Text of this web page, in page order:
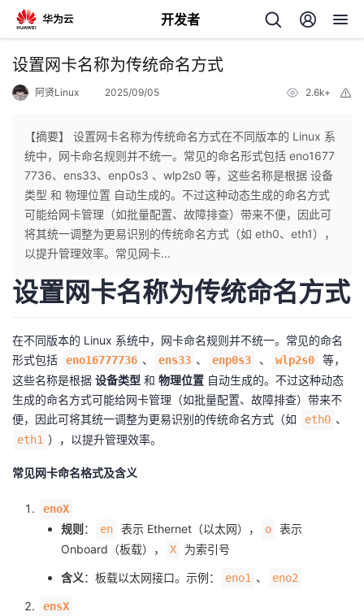
开发者
返
个
人
我
发
者
的
博
我
的
我
设置网卡名称为传统命名方式
阿贤Linux 2025/09/05 2.6k+
【摘要】 设置网卡名称为传统命名方式在不同版本的 Linux 系
统中，网卡命名规则并不统一。常见的命名形式包括 eno1677
7736、ens33、enp0s3 、wlp2s0 等，这些名称是根据 设备
类型 和 物理位置 自动生成的。不过这种动态生成的命名方式
可能给网卡管理（如批量配置、故障排查）带来不便，因此可
将其统一调整为更易识别的传统命名方式（如 eth0、eth1），
以提升管理效率。常见网卡...
设置网卡名称为传统命名方式
在不同版本的 Linux 系统中，网卡命名规则并不统一。常见的命名
形式包括
eno16777736 、 ens33 、 enp0s3 、 wlp2s0
等，
这些名称是根据 设备类型 和 物理位置 自动生成的。不过这种动态
生成的命名方式可能给网卡管理（如批量配置、故障排查）带来不
便，因此可将其统一调整为更易识别的传统命名方式（如
eth0 、
eth1 ），以提升管理效率。
常见网卡命名格式及含义
enoX
规则 ： en 表示 Ethernet（以太网）， o
表示
Onboard（板载），
X 为索引号
含义：板载以太网接口。示例： eno1 、 eno2
ensX